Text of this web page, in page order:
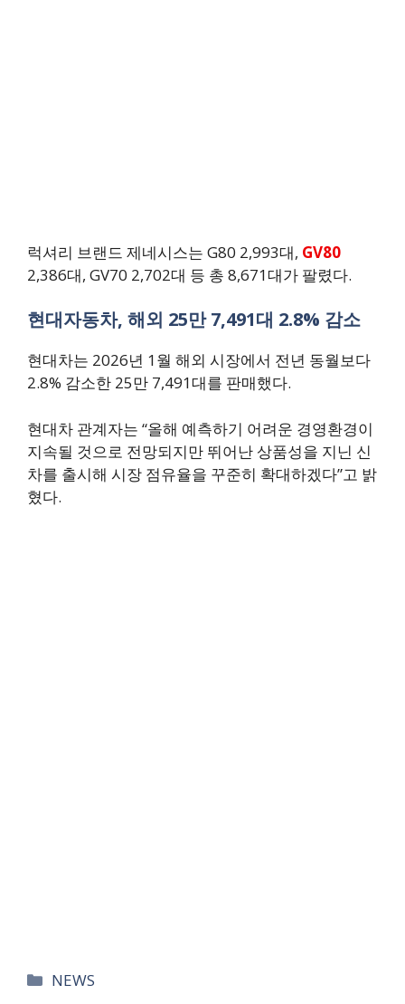
럭셔리 브랜드 제네시스는 G80 2,993대, GV80
2,386대, GV70 2,702대 등 총 8,671대가 팔렸다.
현대자동차, 해외 25만 7,491대 2.8% 감소
현대차는 2026년 1월 해외 시장에서 전년 동월보다
2.8% 감소한 25만 7,491대를 판매했다.
현대차 관계자는 “올해 예측하기 어려운 경영환경이
지속될 것으로 전망되지만 뛰어난 상품성을 지닌 신
차를 출시해 시장 점유율을 꾸준히 확대하겠다”고 밝
혔다.
카
NEWS